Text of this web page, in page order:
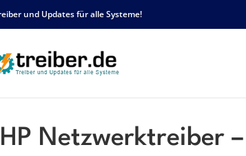
und Updates für alle Systeme!
HP Netzwerktreiber